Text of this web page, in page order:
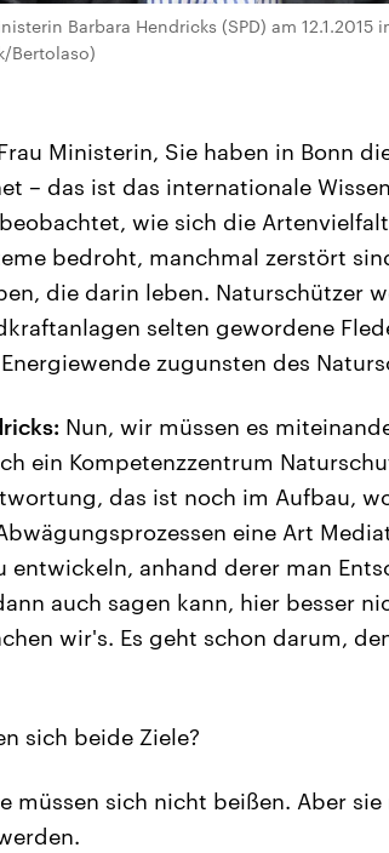
Barbara Hendricks (SPD) am
Bertolaso)
Ministerin, Sie haben in Bonn
– das ist das internationale
wie sich die
bedroht, manchmal zerstört
die darin leben. Naturschützer
selten gewordene
zugunsten des
Nun, wir müssen es
ein Kompetenzzentrum
das ist noch im Aufbau,
eine Art
entwickeln, anhand derer man
auch sagen kann, hier besser
wir's. Es geht schon darum,
sich beide Ziele?
müssen sich nicht beißen. Aber